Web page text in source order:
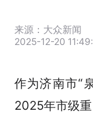
来源：大众新闻
2025-12-20
作为济南市“
2025年市级